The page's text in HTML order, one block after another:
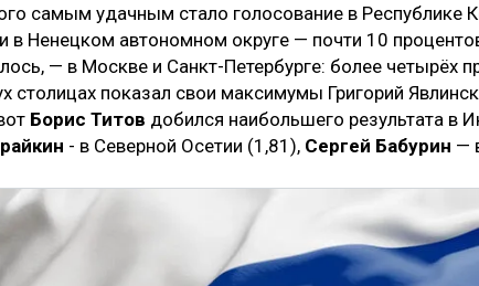
самым удачным стало голосование в Республике
в Ненецком автономном округе — почти 10
— в Москве и Санкт-Петербурге: более четырёх
столицах показал свои максимумы Григорий
Борис Титов добился наибольшего результата в
- в Северной Осетии (1,81), Сергей Бабурин —